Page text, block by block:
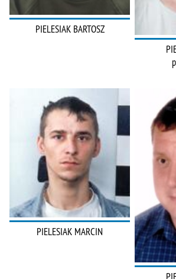
PIELESIAK BARTOSZ
PIELESIAK MARCIN